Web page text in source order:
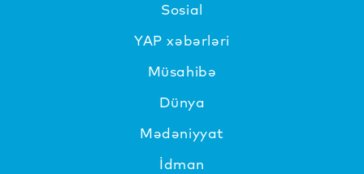
Sosial
YAP xəbərləri
Müsahibə
Dünya
Mədəniyyat
İdman